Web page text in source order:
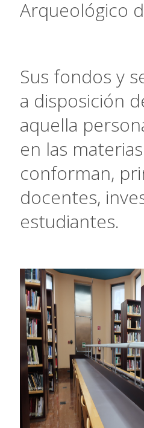
Arqueológico
Sus fondos y
a disposición
aquella
en las
conforman,
docentes,
estudiantes.